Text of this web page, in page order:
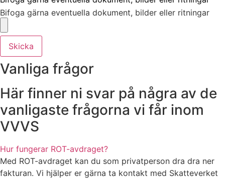
Bifoga gärna eventuella dokument, bilder eller ritningar
Skicka
Vanliga frågor
Här finner ni svar på några av de
vanligaste frågorna vi får inom
VVVS
Hur fungerar ROT-avdraget?
Med ROT-avdraget kan du som privatperson dra dra ner
fakturan. Vi hjälper er gärna ta kontakt med Skatteverket